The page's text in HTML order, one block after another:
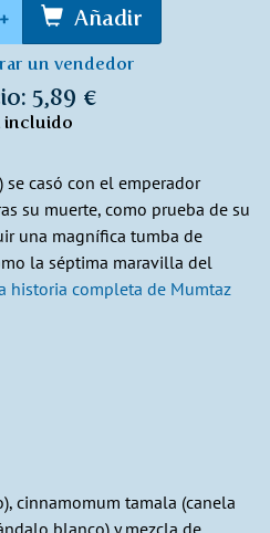
+ Añadir
un vendedor
5,89 €
incluido
casó con el emperador
su muerte, como prueba de su
una magnífica tumba de
la séptima maravilla del
historia completa de Mumtaz
cinnamomum tamala (canela
blanco) y mezcla de